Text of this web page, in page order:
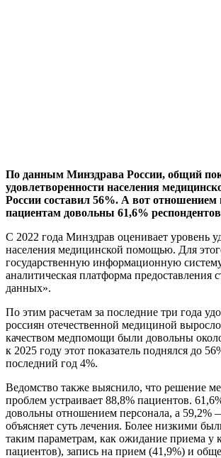
По данным Минздрава России, общий
удовлетворенности населения
России составил 56%. А вот отношением
пациентам довольны 61,6%
С 2022 года Минздрав оценивает уровень
населения медицинской помощью. Для
государственную информационную
аналитическая платформа предоставления
данных».
По этим расчетам за последние три года
россиян отечественной медициной
качеством медпомощи были довольны
к 2025 году этот показатель поднялся до
последний год 4%.
Ведомство также выяснило, что решение
проблем устраивает 88,8% пациентов.
довольны отношением персонала, а 59,2%
объясняет суть лечения. Более низкими
таким параметрам, как ожидание приема у
пациентов), запись на прием (41,9%) и